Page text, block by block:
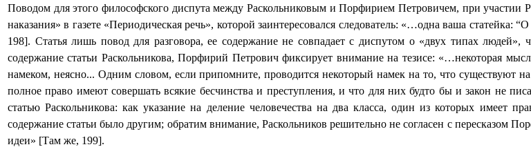
Поводом для этого философского диспута между Раскольниковым и Порфирием Петровичем, при участии
наказания» в газете «Периодическая речь», которой заинтересовался следователь: «…одна ваша
198]. Статья лишь повод для разговора, ее содержание не совпадает с диспутом о «двух типах людей»,
содержание статьи Раскольникова, Порфирий Петрович фиксирует внимание на тезисе: «…некоторая
намеком, неясно... Одним словом, если припомните, проводится некоторый намек на то, что существуют
полное право имеют совершать всякие бесчинства и преступления, и что для них будто бы и закон не
статью Раскольникова: как указание на деление человечества на два класса, один из которых имеет
содержание статьи было другим; обратим внимание, Раскольников решительно не согласен с пересказом
идеи» [Там же, 199].